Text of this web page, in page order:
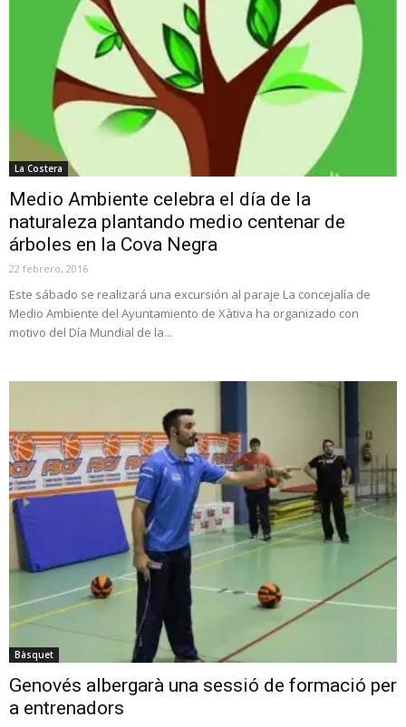
La Costera
Medio Ambiente celebra el día de la
naturaleza plantando medio centenar de
árboles en la Cova Negra
22 febrero, 2016
Este sábado se realizará una excursión al paraje La concejalía de
Medio Ambiente del Ayuntamiento de Xàtiva ha organizado con
motivo del Día Mundial de la...
Bàsquet
Genovés albergarà una sessió de formació per
a entrenadors